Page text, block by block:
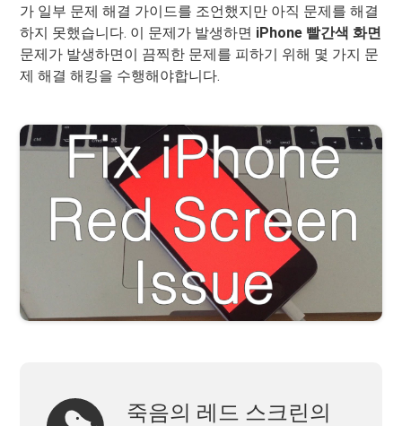
가 일부 문제 해결 가이드를 조언했지만 아직 문제를 해결
하지 못했습니다. 이 문제가 발생하면 iPhone 빨간색 화면
문제가 발생하면이 끔찍한 문제를 피하기 위해 몇 가지 문
제 해결 해킹을 수행해야합니다.
죽음의 레드 스크린의